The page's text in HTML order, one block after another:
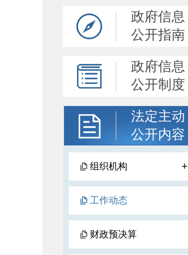
政府信息
公开指南
政府信息
公开制度
法定主动
公开内容
组织机构 +
工作动态
财政预决算